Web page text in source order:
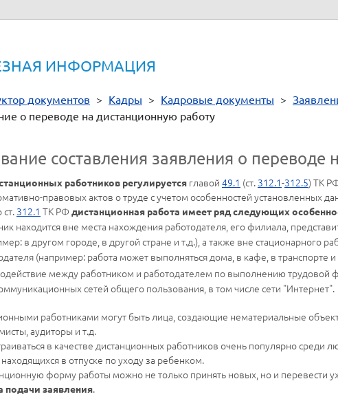
ИНФОРМАЦИЯ
документов > Кадры > Кадровые документы >
о переводе на дистанционную работу
составления заявления о переводе
работников регулируется главой 49.1 (ст. 312.1-312.5) ТК
правовых актов о труде с учетом особенностей установленных
ст. 312.1 ТК РФ дистанционная работа имеет ряд следующих
находится вне места нахождения работодателя, его филиала,
в другом городе, в другой стране и т.д.), а также вне стационарного
(например: работа может выполняться дома, в кафе, в транспорте и
между работником и работодателем по выполнению
сетей общего пользования, в том числе сети "Интернет".
работниками могут быть лица, создающие нематериальные
аудиторы и т.д.
в качестве дистанционных работников очень популярно
в отпуске по уходу за ребенком.
форму работы можно не только принять новых, но и перевести
подачи заявления.